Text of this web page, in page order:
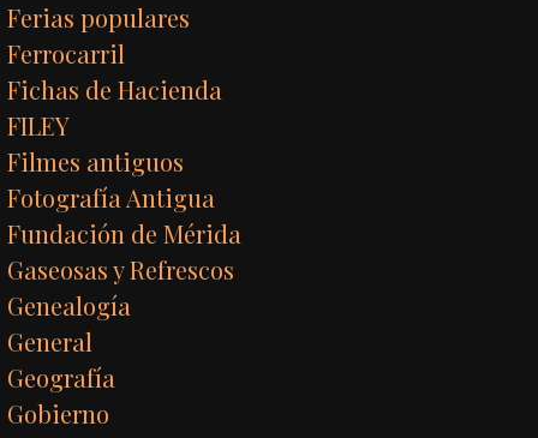
Ferias populares
Ferrocarril
Fichas de Hacienda
FILEY
Filmes antiguos
Fotografía Antigua
Fundación de Mérida
Gaseosas y Refrescos
Genealogía
General
Geografía
Gobierno